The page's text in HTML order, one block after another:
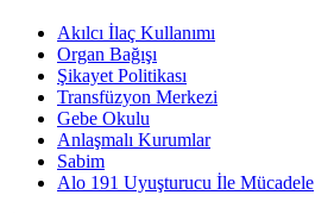
Akılcı İlaç Kullanımı
Organ Bağışı
Şikayet Politikası
Transfüzyon Merkezi
Gebe Okulu
Anlaşmalı Kurumlar
Sabim
Alo 191 Uyuşturucu İle Mücadele